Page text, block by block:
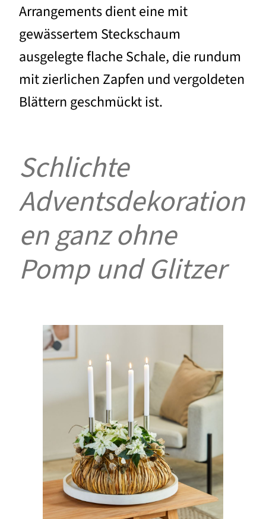
Arrangements dient eine mit
gewässertem Steckschaum
ausgelegte flache Schale, die rundum
mit zierlichen Zapfen und vergoldeten
Blättern geschmückt ist.
Schlichte
Adventsdekoration
en ganz ohne
Pomp und Glitzer